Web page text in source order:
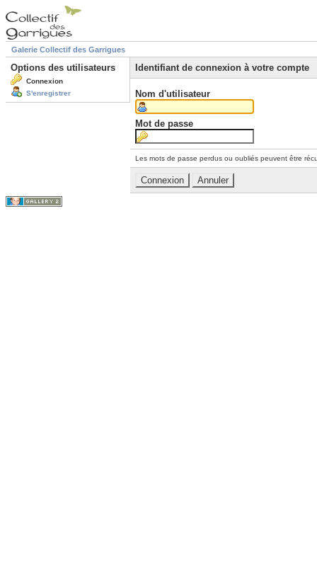
Galerie Collectif des Garrigues
Options des utilisateurs
Connexion
S'enregistrer
Identifiant de connexion à votre compte
Nom d'utilisateur
Mot de passe
Les mots de passe perdus ou oubliés peuvent être